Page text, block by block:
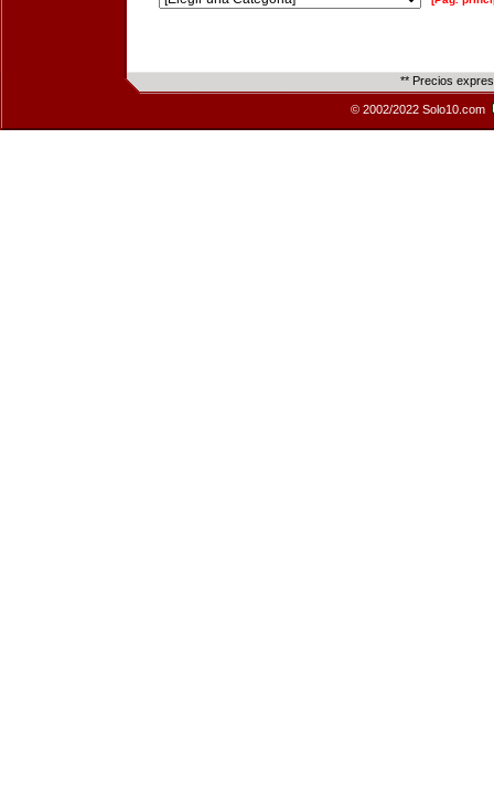
** Precios
© 2002/2022 Solo10.com